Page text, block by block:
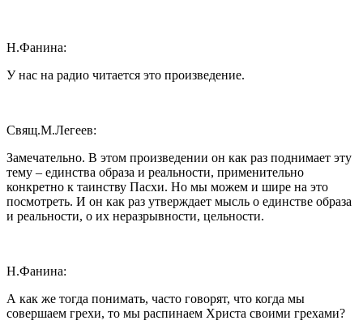
Н.Фанина:
У нас на радио читается это произведение.
Свящ.М.Легеев:
Замечательно. В этом произведении он как раз поднимает эту
тему – единства образа и реальности, применительно
конкретно к таинству Пасхи. Но мы можем и шире на это
посмотреть. И он как раз утверждает мысль о единстве образа
и реальности, о их неразрывности, цельности.
Н.Фанина:
А как же тогда понимать, часто говорят, что когда мы
совершаем грехи, то мы распинаем Христа своими грехами?